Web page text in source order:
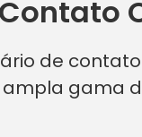
de
gama